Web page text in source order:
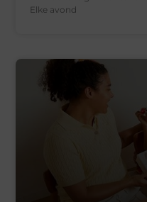
Elke avond